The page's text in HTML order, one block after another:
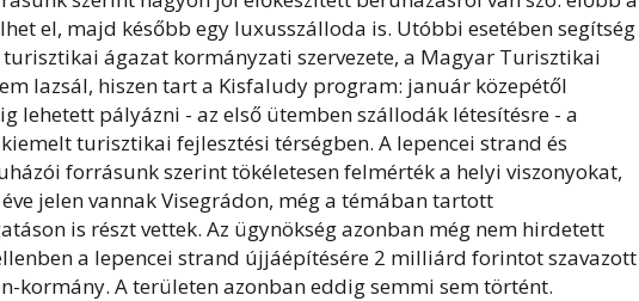
el, majd később egy luxusszálloda is. Utóbbi esetében segítség
turisztikai ágazat kormányzati szervezete, a Magyar Turisztikai
lazsál, hiszen tart a Kisfaludy program: január közepétől
lehetett pályázni - az első ütemben szállodák létesítésre - a
turisztikai fejlesztési térségben. A lepencei strand és
forrásunk szerint tökéletesen felmérték a helyi viszonyokat,
jelen vannak Visegrádon, még a témában tartott
is részt vettek. Az ügynökség azonban még nem hirdetett
a lepencei strand újjáépítésére 2 milliárd forintot szavazott
kormány. A területen azonban eddig semmi sem történt.